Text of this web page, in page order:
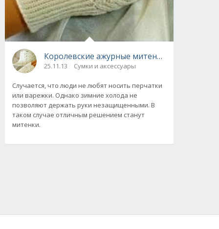
Королевские ажурные митенки и
25.11.13 Сумки и аксессуары
Случается, что люди не любят носить перчатки
или варежки. Однако зимние холода не
позволяют держать руки незащищенными. В
таком случае отличным решением станут
митенки.